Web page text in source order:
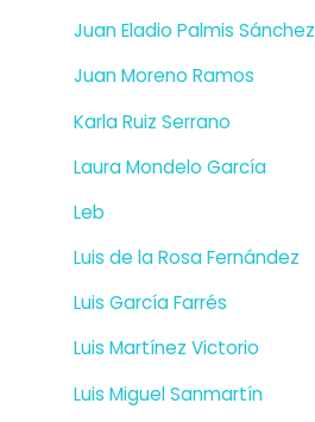
Juan Eladio Palmis Sánchez
Juan Moreno Ramos
Karla Ruiz Serrano
Laura Mondelo García
Leb
Luis de la Rosa Fernández
Luis García Farrés
Luis Martínez Victorio
Luis Miguel Sanmartín